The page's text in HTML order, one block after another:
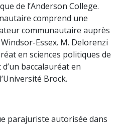
de l’Anderson College.
comprend une
communautaire auprès
Essex. M. Delorenzi
en sciences politiques de
baccalauréat en
Brock.
parajuriste autorisée dans